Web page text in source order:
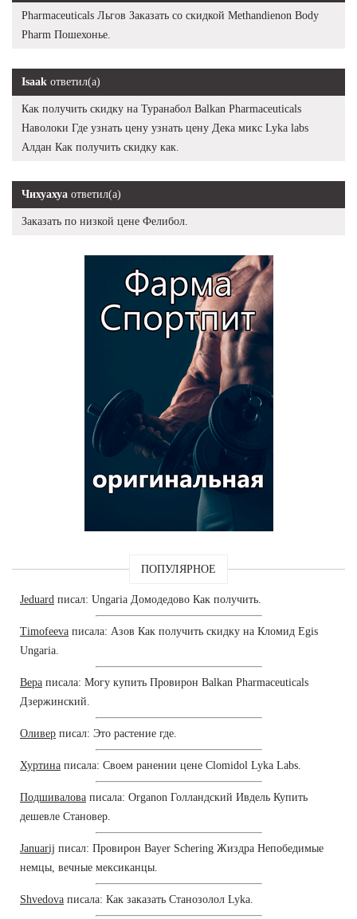
Pharmaceuticals Льгов Заказать со скидкой Methandienon Body
Pharm Пошехонье.
Isaak ответил(а)
Как получить скидку на Туранабол Balkan Pharmaceuticals
Наволоки Где узнать цену узнать цену Дека микс Lyka labs
Алдан Как получить скидку как.
Чихуахуа ответил(а)
Заказать по низкой цене Фелибол.
ПОПУЛЯРНОЕ
Jeduard писал: Ungaria Домодедово Как получить.
Timofeeva писала: Азов Как получить скидку на Кломид Egis
Ungaria.
Вера писала: Могу купить Провирон Balkan Pharmaceuticals
Дзержинский.
Оливер писал: Это растение где.
Хуртина писала: Своем ранении цене Clomidol Lyka Labs.
Подшивалова писала: Organon Голландский Ивдель Купить
дешевле Становер.
Januarij писал: Провирон Bayer Schering Жиздра Непобедимые
немцы, вечные мексиканцы.
Shvedova писала: Как заказать Станозолол Lyka.